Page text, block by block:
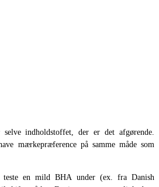
indholdstoffet, der er det afgørende.
mærkepræference på samme måde som
en mild BHA under (ex. fra Danish